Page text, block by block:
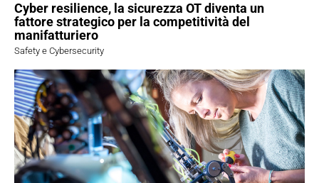
Cyber resilience, la sicurezza OT diventa un
fattore strategico per la competitività del
manifatturiero
Safety e Cybersecurity